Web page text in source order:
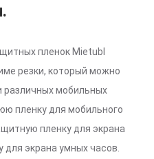
пленок Mietubl
резки, который можно
различных мобильных
пленку для мобильного
пленку для экрана
экрана умных часов.